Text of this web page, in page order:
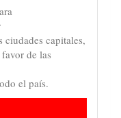
ciudades capitales,
de las
el país.